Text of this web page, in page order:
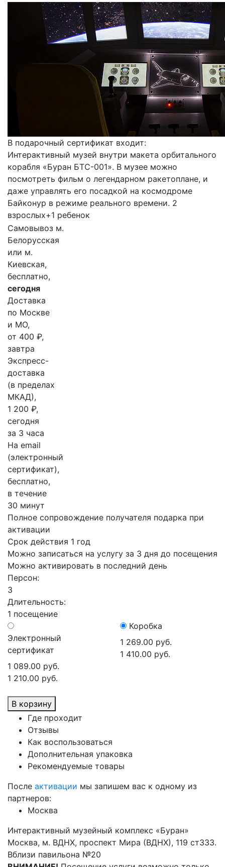
В подарочный сертификат входит:
Интерактивный музей внутри макета орбитального
корабля «Буран БТС-001». В музее можно
посмотреть фильм о легендарном ракетоплане, и
даже управлять его посадкой на космодроме
Байконур в режиме реального времени. 2
взрослых+1 ребенок
Самовывоз м.
Белорусская
или м.
Киевская,
бесплатно,
сегодня
Доставка
по Москве
и МО,
от 400 ₽,
завтра
Экспресс-
доставка
(в пределах
МКАД),
1 200 ₽,
сегодня
за 3 часа
На email
(электронный
сертификат),
бесплатно,
в течение
30 минут
Полное сопровождение получателя подарка при
активации
Срок действия 1 год
Можно записаться на услугу за 3 дня до посещения
Можно активировать в последний день
Персон:
3
Длительность:
1 посещение
Электронный
сертификат
1 089.00 руб.
1 210.00 руб.
Коробка
1 269.00 руб.
1 410.00 руб.
В корзину
Где проходит
Отзывы
Как воспользоваться
Дополнительная упаковка
Рекомендуемые товары
После активации мы запишем вас к одному из
партнеров:
Москва
Интерактивный музейный комплекс «Буран»
Москва, м. ВДНХ, проспект Мира (ВДНХ), 119 ст333.
Вблизи павильона №20